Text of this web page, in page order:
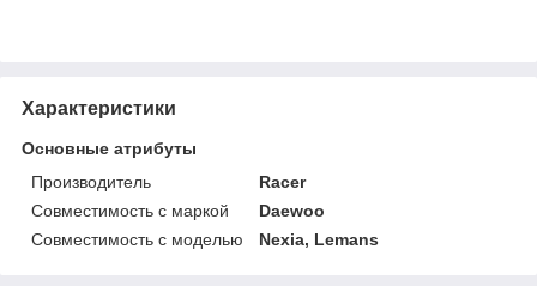
Характеристики
Основные атрибуты
Производитель
Racer
Совместимость с маркой
Daewoo
Совместимость с моделью
Nexia, Lemans